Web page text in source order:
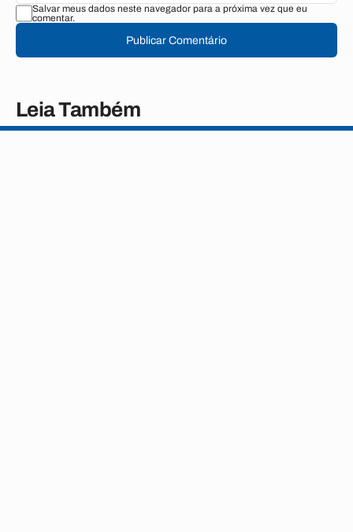
Salvar meus dados neste navegador para a próxima vez que eu
comentar.
Publicar Comentário
Leia Também